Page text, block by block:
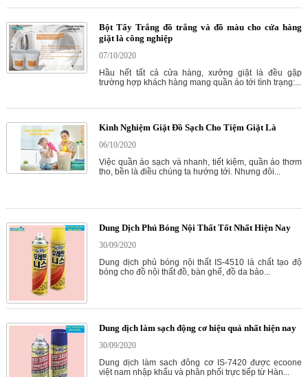
Bột Tẩy Trắng đồ trắng và đồ màu cho cửa hàng
giặt là công nghiệp
07/10/2020
Hầu hết tất cả cửa hàng, xưởng giặt là đều gặp
trường hợp khách hàng mang quần áo tới tình trạng:...
Kinh Nghiệm Giặt Đồ Sạch Cho Tiệm Giặt Là
06/10/2020
Việc quần áo sạch và nhanh, tiết kiệm, quần áo thơm
tho, bền là điều chúng ta hướng tới. Nhưng đôi...
Dung Dịch Phủ Bóng Nội Thất Tốt Nhất Hiện Nay
30/09/2020
Dung dịch phủ bóng nội thất IS-4510 là chất tạo độ
bóng cho đồ nội thất đồ, bàn ghế, đồ da bảo...
Dung dịch làm sạch động cơ hiệu quả nhất hiện nay
30/09/2020
Dung dịch làm sach đông cơ IS-7420 được ecoone
việt nam nhập khẩu và phân phối trực tiếp từ Hàn...